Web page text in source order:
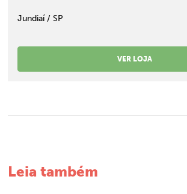
Jundiaí / SP
VER LOJA
Leia também